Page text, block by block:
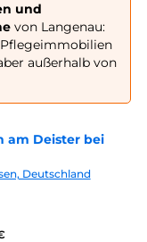
und
von Langenau:
außerhalb von
am Deister bei
Deutschland